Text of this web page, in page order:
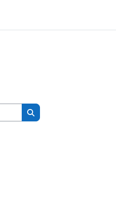
Rechercher des cours
Rechercher des cours